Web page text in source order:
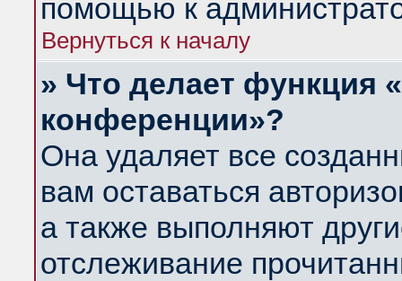
помощью к
Вернуться к началу
» Что делает функция
конференции»?
Она удаляет все
вам оставаться
а также выполняют
отслеживание